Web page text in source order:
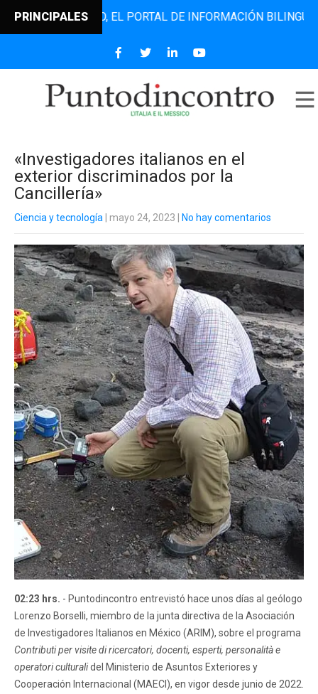
PRINCIPALESEL PORTAL DE INFORMACIÓN BILINGÜE
«Investigadores italianos en el
exterior discriminados por la
Cancillería»
Ciencia y tecnología | mayo 24, 2023 No hay comentarios
02:23 hrs. - Puntodincontro entrevistó hace unos días al geólogo
Lorenzo Borselli, miembro de la junta directiva de la Asociación
de Investigadores Italianos en México (ARIM), sobre el programa
Contributi per visite di ricercatori, docenti, esperti, personalità e
operatori culturalidel Ministerio de Asuntos Exteriores y
Cooperación Internacional (MAECI), en vigor desde junio de 2022.